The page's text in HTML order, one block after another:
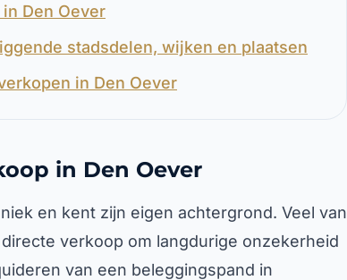
Den Oever
stadsdelen, wijken en plaatsen
in Den Oever
in Den Oever
en kent zijn eigen achtergrond. Veel van
verkoop om langdurige onzekerheid
van een beleggingspand in